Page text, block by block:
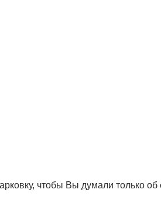
чтобы Вы думали только об